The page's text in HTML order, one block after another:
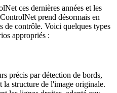
ces dernières années et les
prend désormais en
de contrôle. Voici quelques types
appropriés :
précis par détection de bords,
structure de l'image originale.